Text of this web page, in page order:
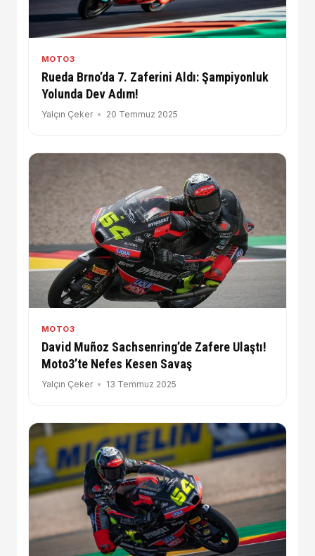
MOTO3
Rueda Brno’da 7. Zaferini Aldı: Şampiyonluk
Yolunda Dev Adım!
Yalçın Çeker 20 Temmuz 2025
MOTO3
David Muñoz Sachsenring’de Zafere Ulaştı!
Moto3’te Nefes Kesen Savaş
Yalçın Çeker 13 Temmuz 2025